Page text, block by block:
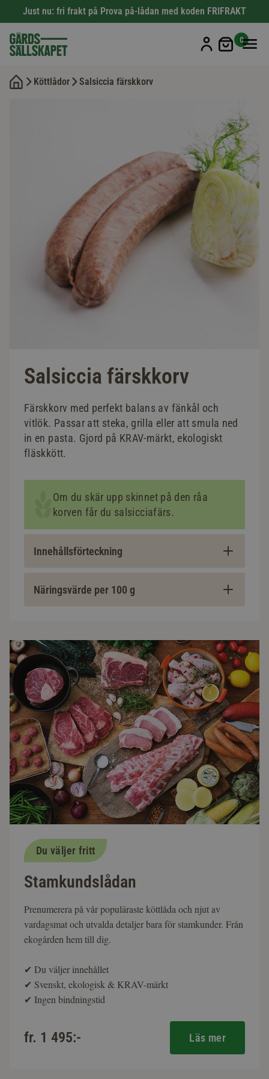
Just nu: fri frakt på Prova på-lådan med koden FRIFRAKT
Min
0
Köttlådor Salsiccia färskkorv
Salsiccia färskkorv
Färskkorv med perfekt balans av fänkål och
vitlök. Passar att steka, grilla eller att smula ned
in en pasta. Gjord på KRAV-märkt, ekologiskt
fläskkött.
Om du skär upp skinnet på den råa
korven får du salsicciafärs.
Innehållsförteckning
Näringsvärde per 100 g
Du väljer fritt
Stamkundslådan
Prenumerera på vår populäraste köttlåda och njut av
vardagsmat och utvalda detaljer bara för stamkunder. Från
ekogården hem till dig.
✔ Du väljer innehållet
✔ Svenskt, ekologisk & KRAV-märkt
✔ Ingen bindningstid
fr. 1 495:- Läs mer